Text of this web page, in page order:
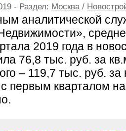
- Раздел: Москва/
аналитической
2019 года в
76,8 тыс. руб. за
– 119,7 тыс. руб.
первым кварталом